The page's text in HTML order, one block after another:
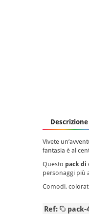
Descrizione
Vivete
fantasia è al
Questo pack di
personaggi più
Comodi,
Ref: pack-